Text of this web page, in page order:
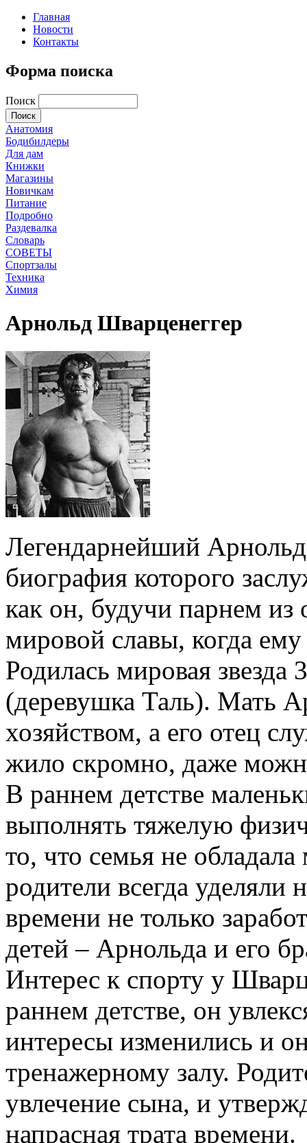
Главная
Новости
Контакты
Форма поиска
Поиск
Анатомия
Бодибилдеры
Для дам
Книжки
Магазины
Новичкам
Питание
Подробно
Раздевалка
Словарь
СОВЕТЫ
Спортзалы
Техника
Химия
Арнольд Шварценеггер
Легендарнейший
биография которого
как он, будучи парнем
мировой славы, когда
Родилась мировая
(деревушка Таль). Мать
хозяйством, а его отец
жило скромно, даже
В раннем детстве
выполнять тяжелую
то, что семья не
родители всегда уделяли
времени не только
детей – Арнольда и его
Интерес к спорту у
раннем детстве, он
интересы изменились и
тренажерному залу.
увлечение сына, и
напрасная трата времени.